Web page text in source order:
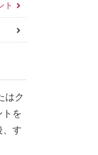
ト
はク
トを
、す